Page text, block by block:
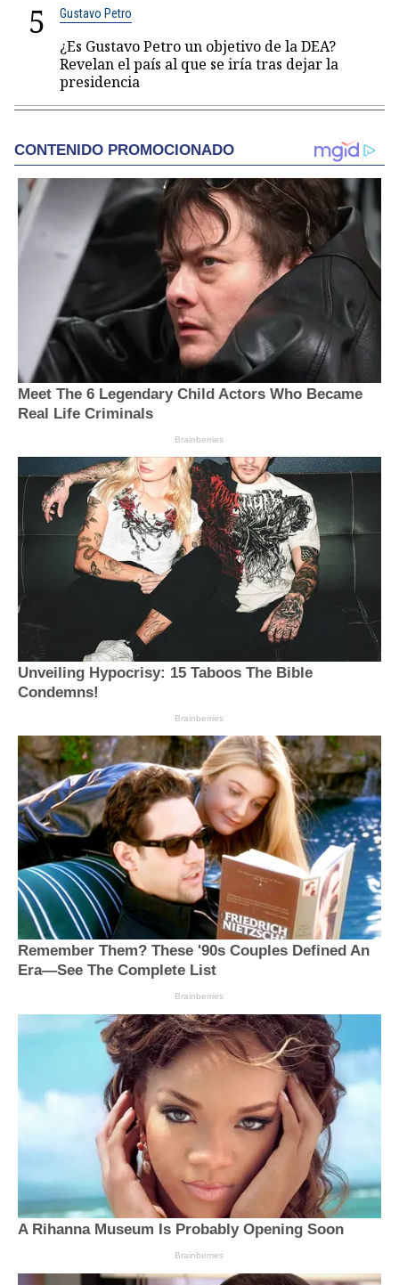
5 Gustavo Petro
¿Es Gustavo Petro un objetivo de la DEA?
Revelan el país al que se iría tras dejar la
presidencia